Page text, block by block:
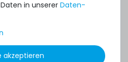
heavy-weigth servers
the machines. Also
and Euro VAT
in unserer Daten­
akzeptieren